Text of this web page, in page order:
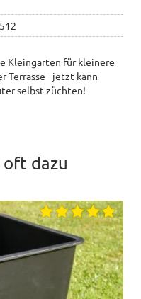
Kleingarten für kleinere
Terrasse - jetzt kann
selbst züchten!
oft dazu